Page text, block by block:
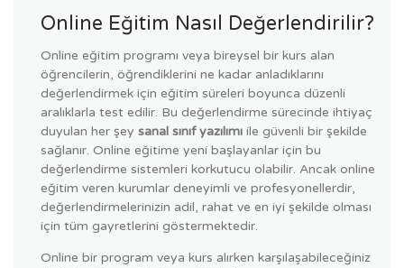
Online Eğitim Nasıl Değerlendirilir?
Online eğitim programı veya bireysel bir kurs alan
öğrencilerin, öğrendiklerini ne kadar anladıklarını
değerlendirmek için eğitim süreleri boyunca düzenli
aralıklarla test edilir. Bu değerlendirme sürecinde ihtiyaç
duyulan her şey sanal sınıf yazılımı ile güvenli bir şekilde
sağlanır. Online eğitime yeni başlayanlar için bu
değerlendirme sistemleri korkutucu olabilir. Ancak online
eğitim veren kurumlar deneyimli ve profesyonellerdir,
değerlendirmelerinizin adil, rahat ve en iyi şekilde olması
için tüm gayretlerini göstermektedir.
Online bir program veya kurs alırken karşılaşabileceğiniz